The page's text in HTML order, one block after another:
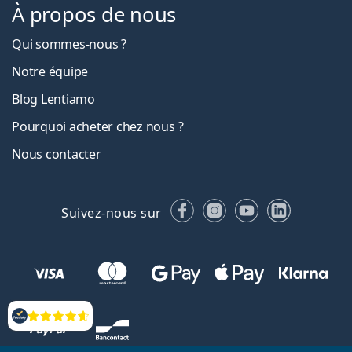
Évaluation
À propos de nous
Qui sommes-nous ?
Notre équipe
Blog Lentiamo
Pourquoi acheter chez nous ?
Nous contacter
Suivez-nous sur FacebookInstagram
YouTubeLinkedIn